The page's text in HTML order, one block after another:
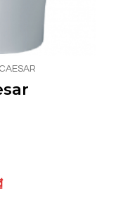
Giá